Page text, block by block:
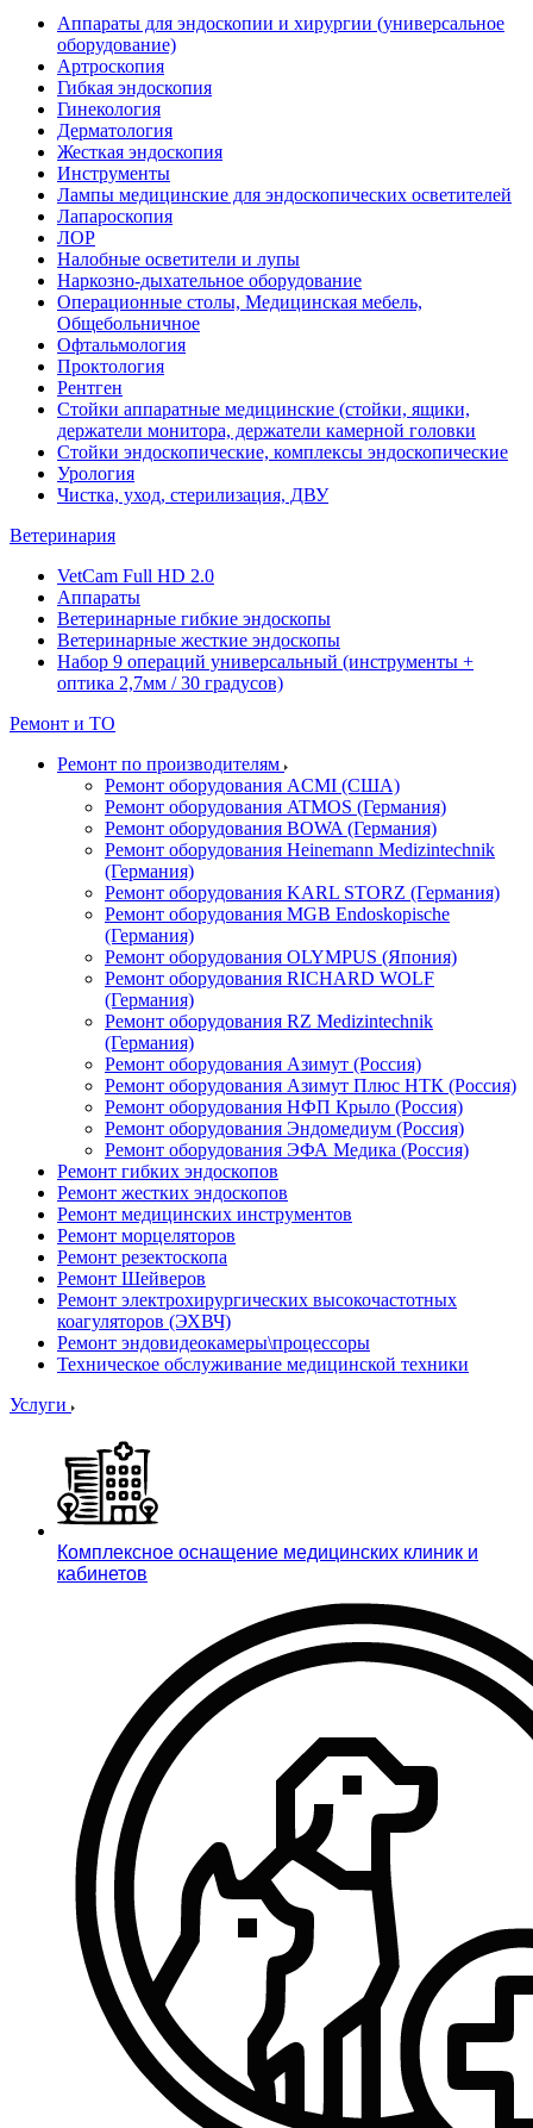
Аппараты для эндоскопии и хирургии (универсальное
оборудование)
Артроскопия
Гибкая эндоскопия
Гинекология
Дерматология
Жесткая эндоскопия
Инструменты
Лампы медицинские для эндоскопических осветителей
Лапароскопия
ЛОР
Налобные осветители и лупы
Наркозно-дыхательное оборудование
Операционные столы, Медицинская мебель,
Общебольничное
Офтальмология
Проктология
Рентген
Стойки аппаратные медицинские (стойки, ящики,
держатели монитора, держатели камерной головки
Стойки эндоскопические, комплексы эндоскопические
Урология
Чистка, уход, стерилизация, ДВУ
Ветеринария
VetCam Full HD 2.0
Аппараты
Ветеринарные гибкие эндоскопы
Ветеринарные жесткие эндоскопы
Набор 9 операций универсальный (инструменты +
оптика 2,7мм / 30 градусов)
Ремонт и ТО
Ремонт по производителям
Ремонт оборудования ACMI (США)
Ремонт оборудования ATMOS (Германия)
Ремонт оборудования BOWA (Германия)
Ремонт оборудования Heinemann Medizintechnik
(Германия)
Ремонт оборудования KARL STORZ (Германия)
Ремонт оборудования MGB Endoskopische
(Германия)
Ремонт оборудования OLYMPUS (Япония)
Ремонт оборудования RICHARD WOLF
(Германия)
Ремонт оборудования RZ Medizintechnik
(Германия)
Ремонт оборудования Азимут (Россия)
Ремонт оборудования Азимут Плюс НТК (Россия)
Ремонт оборудования НФП Крыло (Россия)
Ремонт оборудования Эндомедиум (Россия)
Ремонт оборудования ЭФА Медика (Россия)
Ремонт гибких эндоскопов
Ремонт жестких эндоскопов
Ремонт медицинских инструментов
Ремонт морцеляторов
Ремонт резектоскопа
Ремонт Шейверов
Ремонт электрохирургических высокочастотных
коагуляторов (ЭХВЧ)
Ремонт эндовидеокамеры\процессоры
Техническое обслуживание медицинской техники
Услуги
Комплексное оснащение медицинских клиник и
кабинетов